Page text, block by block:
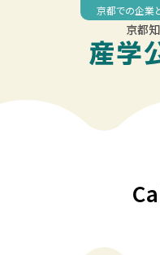
京都での企業
京都